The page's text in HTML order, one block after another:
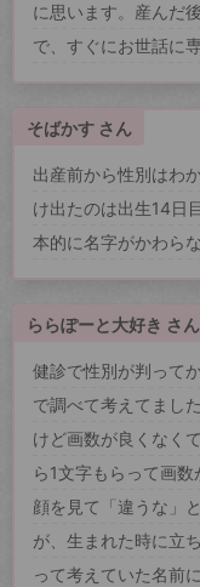
に思います。産んだ
で、すぐにお世話に
そばかす さん
出産前から性別はわ
け出たのは出生14日
本的に名字がかわら
ららぽーと大好き さん
健診で性別が判って
で調べて考えてまし
けど画数が良くなく
ら1文字もらって画
顔を見て「違うな」
が、生まれた時に立
って考えていた名前